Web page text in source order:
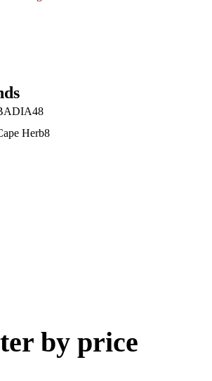
48
Herb8
by price